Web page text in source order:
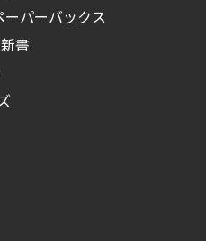
パーバックス
書